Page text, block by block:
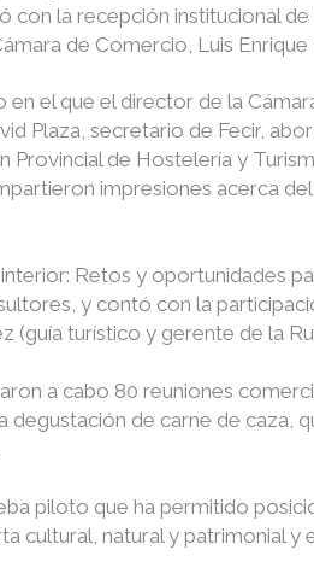
la recepción institucional
de Comercio, Luis Enrique
el que el director de la
Plaza, secretario de Fecir,
Provincial de Hostelería y
impresiones acerca
Retos y oportunidades
y contó con la
turístico y gerente de la
a cabo 80 reuniones
de carne de caza,
piloto que ha permitido
natural y patrimonial y